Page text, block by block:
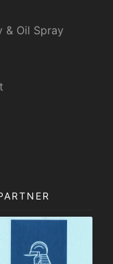
& Oil Spray